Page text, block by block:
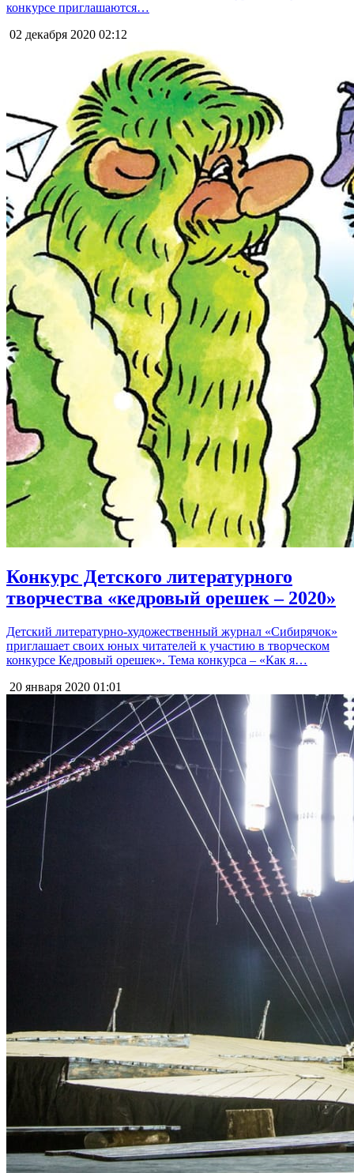
конкурсе приглашаются…
02 декабря 2020 02:12
Конкурс Детского литературного
творчества «кедровый орешек – 2020»
Детский литературно-художественный журнал «Сибирячок»
приглашает своих юных читателей к участию в творческом
конкурсе Кедровый орешек». Тема конкурса – «Как я…
20 января 2020 01:01